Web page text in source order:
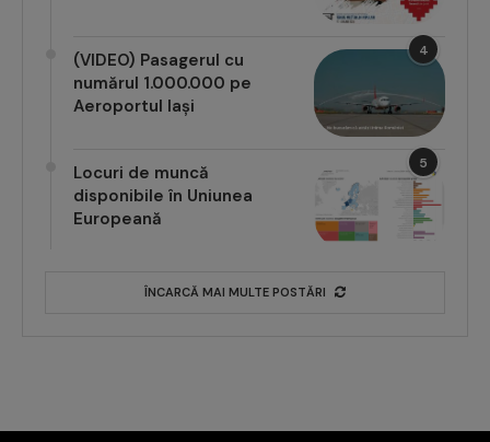
4
(VIDEO) Pasagerul cu
numărul 1.000.000 pe
Aeroportul Iași
5
Locuri de muncă
disponibile în Uniunea
Europeană
ÎNCARCĂ MAI MULTE POSTĂRI